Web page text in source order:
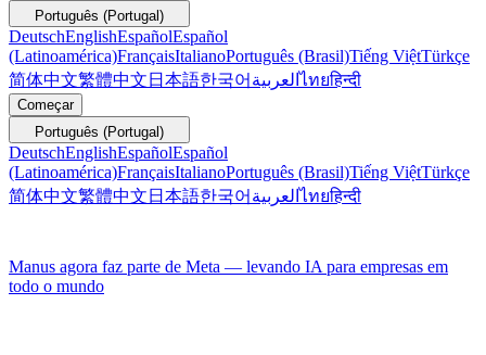
Português (Portugal)
DeutschEnglishEspañolEspañol
(Latinoamérica)FrançaisItalianoPortuguês (Brasil)Tiếng ViệtTürkçe
简体中文繁體中文 日本語한국어 العربيةไทยहिन्दी
Começar
Português (Portugal)
DeutschEnglishEspañolEspañol
(Latinoamérica)FrançaisItalianoPortuguês (Brasil)Tiếng ViệtTürkçe
简体中文繁體中文 日本語한국어 العربيةไทยहिन्दी
Manus agora faz parte de Meta — levando IA para empresas em
todo o mundo